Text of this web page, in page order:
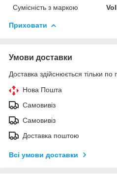
Сумісність з маркою
Приховати
Умови доставки
Доставка здійснюється тільки по
Нова Пошта
Самовивіз
Самовивіз
Доставка поштою
Всі умови доставки